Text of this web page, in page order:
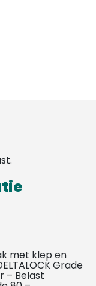
met klep en
Grade
– Belast